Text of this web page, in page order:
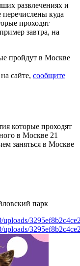
развлечениях и
куда
проходят
завтра, на
пройдут в Москве
сайте, сообщите
которые проходят
в Москве 21
заняться в Москве
парк